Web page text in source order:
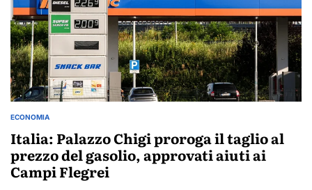
POSTED
ECONOMIA
Italia: Palazzo Chigi proroga il taglio al
prezzo del gasolio, approvati aiuti ai
Campi Flegrei